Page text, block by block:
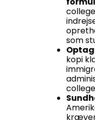
som
kopi